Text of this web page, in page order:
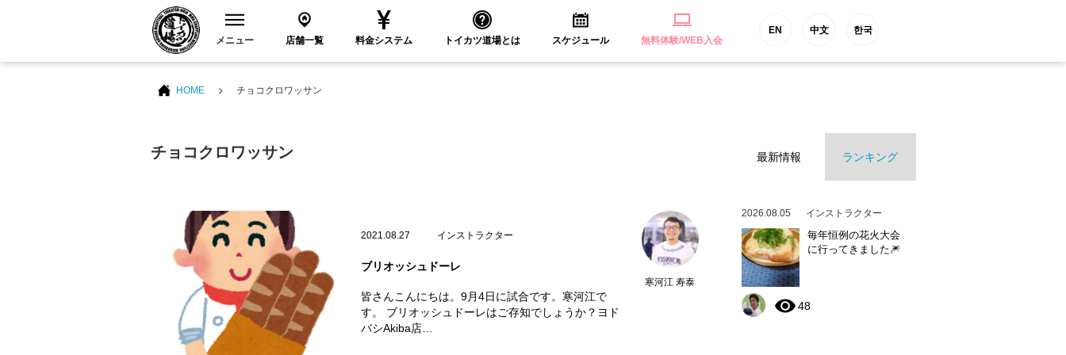
メニュー 店舗一覧 料金システム トイカツ道場とは スケジュール 無料体験/WEB入会
EN 中文 한국
HOME チョコクロワッサン
チョコクロワッサン
2021.08.27 インストラクター
寒河江 寿泰
ブリオッシュドーレ
皆さんこんにちは。9月4日に試合です。寒河江で
す。 ブリオッシュドーレはご存知でしょうか？ヨド
バシAkiba店…
最新情報 ランキング
2026.08.05 インストラクター
毎年恒例の花火大会
に行ってきました🎆
48